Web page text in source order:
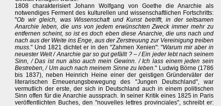
1808 charakterisiert Johann Wolfgang von Goethe die Anarchie als
notwendiges Ferment des kulturellen und wissenschaftlichen Fortschritts:
"Ob wir gleich, was Wissenschaft und Kunst betrifft, in der seltsamen
Anarchie leben, die uns von jedem erwünschten Zweck immer mehr zu
entfernen scheint, so ist es doch eben diese Anarchie, die uns nach und
nach aus der Weite ins Enge, aus der Zerstreuung zur Vereinigung treiben
muss." Und 1821 dichtet er in den "Zahmen Xenien": "Warum mir aber in
neuester Welt / Anarchie gar so gut gefällt ? – / Ein jeder lebt nach seinem
Sinn, / Das ist nun also auch mein Gewinn. / Ich lass einem jeden sein
Bestreben, / Um auch nach meinem Sinne zu leben." Ludwig Börne (1786
bis 1837), neben Heinrich Heine einer der geistigen Gründerväter der
literarischen Erneuerungsbewegung des "Jungen Deutschland", war
vermutlich der erste, der sich in Deutschland auch in einem politischen
Sinn offen für die Anarchie aussprach. In seiner Kritik eines 1825 in Paris
veröffentlichten Buches, den "nouvelles lettres provinciales", schreibt er: